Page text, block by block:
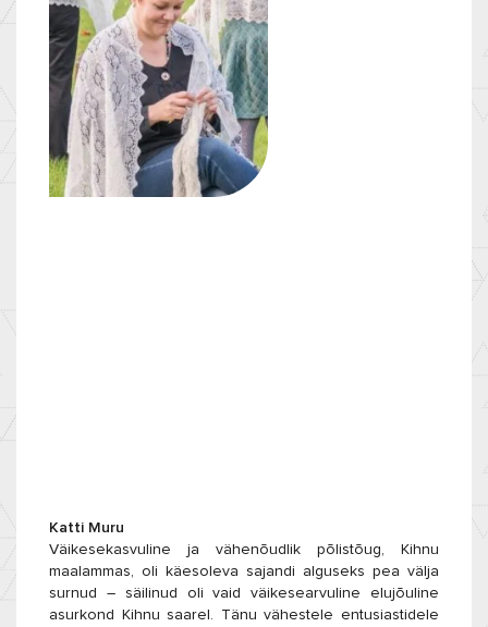
Katti Muru
Väikesekasvuline ja vähenõudlik põlistõug, Kihnu
maalammas, oli käesoleva sajandi alguseks pea välja
surnud – säilinud oli vaid väikesearvuline elujõuline
asurkond Kihnu saarel. Tänu vähestele entusiastidele